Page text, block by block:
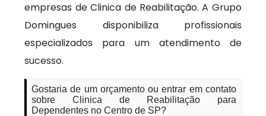
empresas de Clinica de Reabilitação. A Grupo
Domingues disponibiliza profissionais
especializados para um atendimento de
sucesso.
Gostaria de um orçamento ou entrar em contato
sobre Clinica de Reabilitação para
Dependentes no Centro de SP?